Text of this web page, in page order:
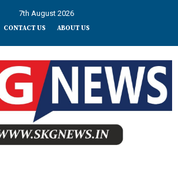
7th August 2026
CONTACT US ABOUT US